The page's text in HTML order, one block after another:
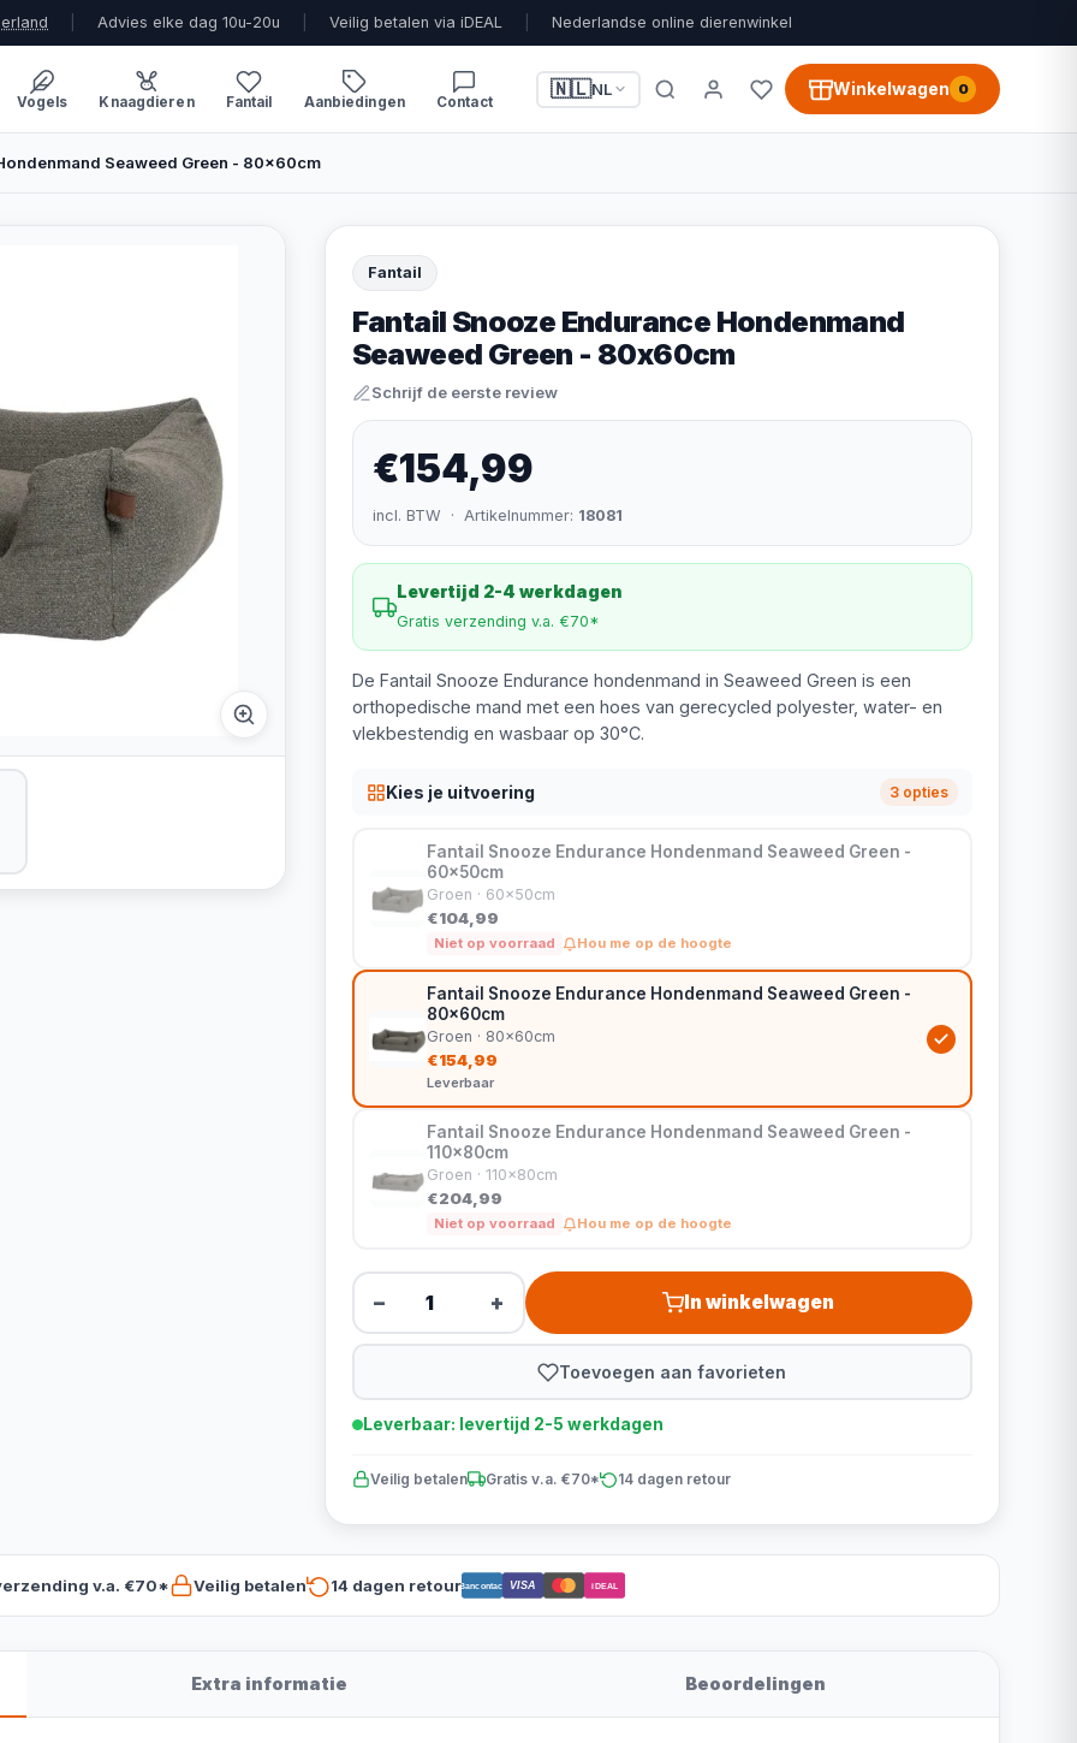
Advies elke dag 10u-20u Veilig betalen via iDEAL Nederlandse online dierenwinkel
Vogels Knaagdieren Fantail Aanbiedingen Contact
🇳🇱NL Winkelwagen 0
Seaweed Green - 80x60cm
Fantail
Fantail Snooze Endurance Hondenmand
Seaweed Green - 80x60cm
Schrijf de eerste review
€154,99
incl. BTW · Artikelnummer: 18081
Levertijd 2-4 werkdagen
Gratis verzending v.a. €70*
De Fantail Snooze Endurance hondenmand in Seaweed Green is een
orthopedische mand met een hoes van gerecycled polyester, water- en
vlekbestendig en wasbaar op 30°C.
Kies je uitvoering 3 opties
Fantail Snooze Endurance Hondenmand Seaweed Green -
60x50cm
Groen · 60x50cm
€104,99
Niet op voorraad Hou me op de hoogte
Fantail Snooze Endurance Hondenmand Seaweed Green -
80x60cm
Groen · 80x60cm
€154,99
Leverbaar
Fantail Snooze Endurance Hondenmand Seaweed Green -
110x80cm
Groen · 110x80cm
€204,99
Niet op voorraad Hou me op de hoogte
− + In winkelwagen
Toevoegen aan favorieten
Leverbaar: levertijd 2-5 werkdagen
Veilig betalen Gratis v.a. €70* 14 dagen retour
v.a. €70* Veilig betalen 14 dagen retourBancontact VISA iDEAL
Extra informatie Beoordelingen